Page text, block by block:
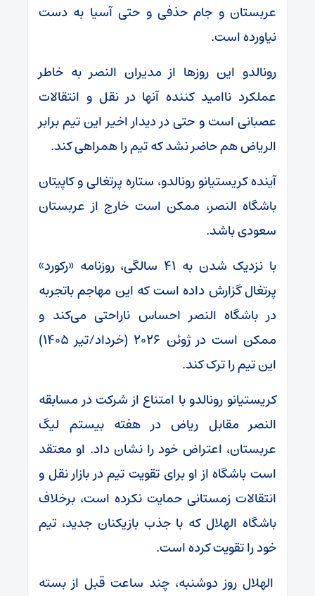
عربستان و جام حذفی و حتی آسیا به دست
نیاورده است.
رونالدو این روزها از مدیران النصر به خاطر
عملکرد ناامید کننده آنها در نقل و انتقالات
عصبانی است و حتی در دیدار اخیر این تیم برابر
الریاض هم حاضر نشد که تیم را همراهی کند.
آینده کریستیانو رونالدو، ستاره پرتغالی و کاپیتان
باشگاه النصر، ممکن است خارج از عربستان
سعودی باشد.
با نزدیک شدن به ۴۱ سالگی، روزنامه «رکورد»
پرتغال گزارش داده است که این مهاجم باتجربه
در باشگاه النصر احساس ناراحتی می‌کند و
ممکن است در ژوئن ۲۰۲۶ (خرداد/تیر ۱۴۰۵)
این تیم را ترک کند.
کریستیانو رونالدو با امتناع از شرکت در مسابقه
النصر مقابل ریاض در هفته بیستم لیگ
عربستان، اعتراض خود را نشان داد. او معتقد
است باشگاه از او برای تقویت تیم در بازار نقل و
انتقالات زمستانی حمایت نکرده است، برخلاف
باشگاه الهلال که با جذب بازیکنان جدید، تیم
خود را تقویت کرده است.
الهلال روز دوشنبه، چند ساعت قبل از بسته